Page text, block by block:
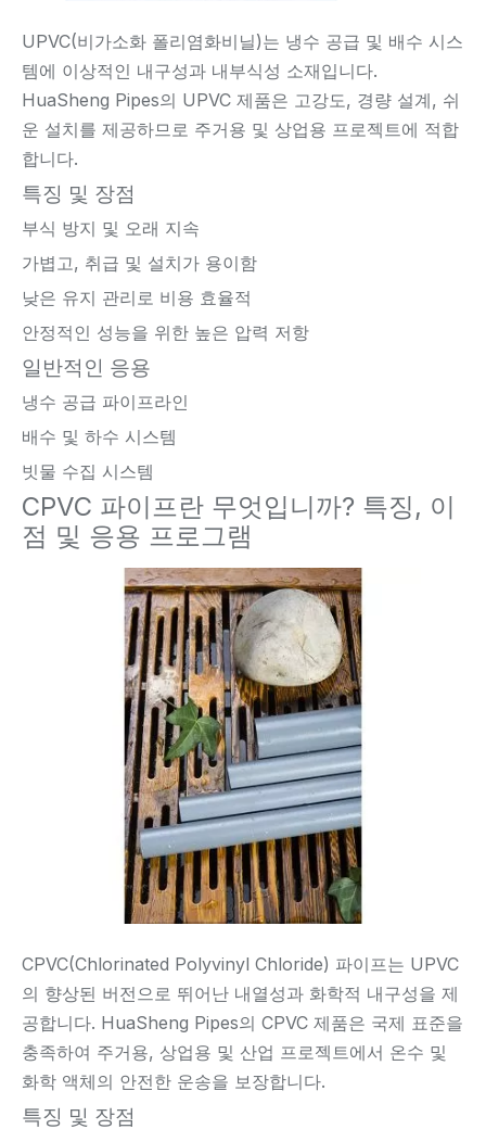
UPVC(비가소화 폴리염화비닐)는 냉수 공급 및 배수 시스
템에 이상적인 내구성과 내부식성 소재입니다.
HuaSheng Pipes의 UPVC 제품은 고강도, 경량 설계, 쉬
운 설치를 제공하므로 주거용 및 상업용 프로젝트에 적합
합니다.
특징 및 장점
부식 방지 및 오래 지속
가볍고, 취급 및 설치가 용이함
낮은 유지 관리로 비용 효율적
안정적인 성능을 위한 높은 압력 저항
일반적인 응용
냉수 공급 파이프라인
배수 및 하수 시스템
빗물 수집 시스템
CPVC 파이프란 무엇입니까? 특징, 이
점 및 응용 프로그램
CPVC(Chlorinated Polyvinyl Chloride) 파이프는 UPVC
의 향상된 버전으로 뛰어난 내열성과 화학적 내구성을 제
공합니다. HuaSheng Pipes의 CPVC 제품은 국제 표준을
충족하여 주거용, 상업용 및 산업 프로젝트에서 온수 및
화학 액체의 안전한 운송을 보장합니다.
특징 및 장점